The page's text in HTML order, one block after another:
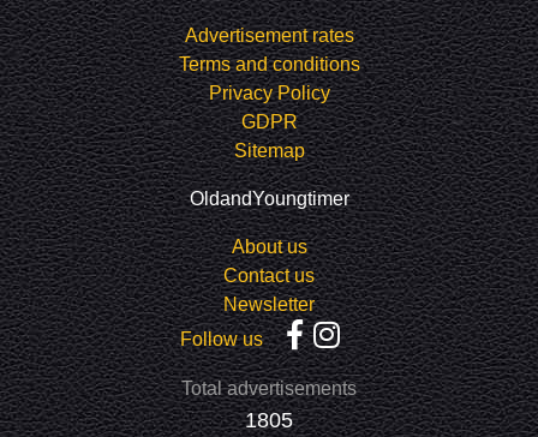
Advertisement rates
Terms and conditions
Privacy Policy
GDPR
Sitemap
OldandYoungtimer
About us
Contact us
Newsletter
Follow us
Total advertisements
1805